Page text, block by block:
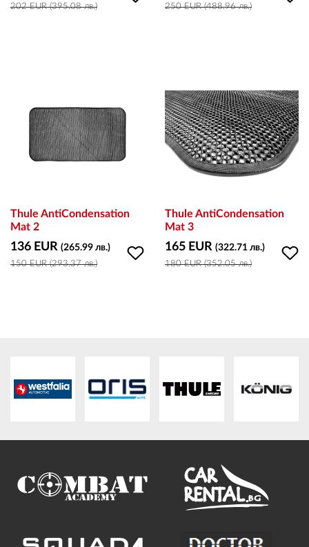
202 EUR (395.08 лв.) 250 EUR (488.96 лв.)
Thule AntiCondensation
Mat 2
136 EUR (265.99 лв.)
150 EUR (293.37 лв.)
Thule AntiCondensation
Mat 3
165 EUR (322.71 лв.)
180 EUR (352.05 лв.)
ПОЛИТИКА ЗА БИСКВИТКИ
ПЛАТФОРМА ЗА ОРС